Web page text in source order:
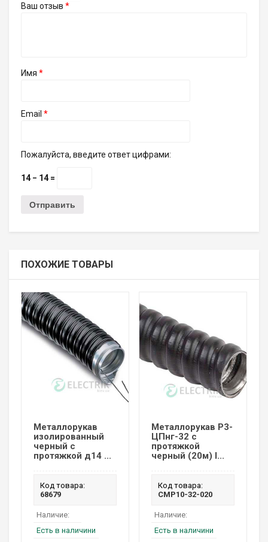
Ваш отзыв *
Имя *
Email *
Пожалуйста, введите ответ цифрами:
14 − 14 =
ПОХОЖИЕ ТОВАРЫ
Металлорукав
изолированный
черный с
протяжкой д14 ...
Код товара:
68679
Наличие:
Есть в наличини
Металлорукав Р3-
ЦПнг-32 с
протяжкой
черный (20м) I...
Код товара:
CMP10-32-020
Наличие:
Есть в наличини